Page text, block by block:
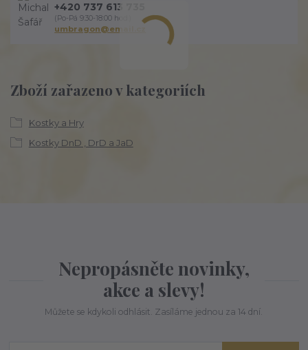
Zboží zařazeno v kategoriích
Kostky a Hry
Kostky DnD , DrD a JaD
+420 737 613 735
(Po-Pá 9:30-18:00 hod.)
umbragon@email.cz
Nepropásněte novinky,
akce a slevy!
Můžete se kdykoli odhlásit. Zasíláme jednou za 14 dní.